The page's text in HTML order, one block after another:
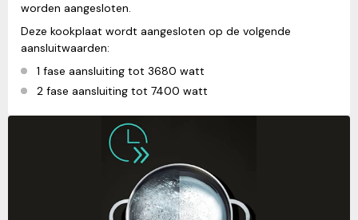
worden aangesloten.
Deze kookplaat wordt aangesloten op de volgende
aansluitwaarden:
1 fase aansluiting tot 3680 watt
2 fase aansluiting tot 7400 watt